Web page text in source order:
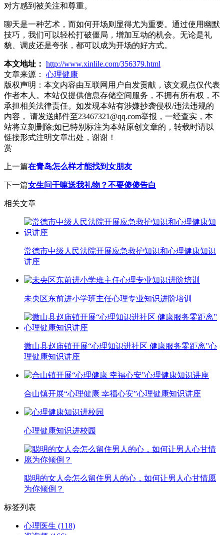
对方感到被关注和尊重。
聊天是一种艺术，而如何开场则显得尤为重要。通过使用幽默
技巧，我们可以轻松打破僵局，增加互动的机会。无论是礼
貌、调皮还是夸张，都可以成为开场的好方式。
本文地址： http://www.xinlile.com/356379.html
文章来源：
心理健康
版权声明： 本文内容由互联网用户自发贡献，该文观点仅代表
作者本人。本站仅提供信息存储空间服务，不拥有所有权，不
承担相关法律责任。如发现本站有涉嫌抄袭侵权/违法违规的
内容， 请发送邮件至23467321@qq.com举报，一经查实，本
站将立刻删除;如已特别标注为本站原创文章的，转载时请以
链接形式注明文章出处，谢谢！
赏
上一篇在青岛怎么样才能找到女朋友
下一篇女生问干嘛送我礼物？不要傻傻告白
相关文章
常德市中级人民法院开展应急救护知识和心理健康知识
讲座
未央区东前进小学班主任心理专业知识进阶培训
微山县赵庙镇开展“心理知识进社区 健康服务零距离”心
理健康知识讲座
合山镇开展“心理健康 幸福心安”心理健康知识讲座
心理健康知识进校园
聪明的女人会怎么留住男人的心，如何让男人心甘情愿
为你倾倒？
标签列表
心理医生 (118)